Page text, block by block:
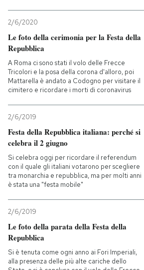
2/6/2020
Le foto della cerimonia per la Festa della
Repubblica
A Roma ci sono stati il volo delle Frecce
Tricolori e la posa della corona d'alloro, poi
Mattarella è andato a Codogno per visitare il
cimitero e ricordare i morti di coronavirus
2/6/2019
Festa della Repubblica italiana: perché si
celebra il 2 giugno
Si celebra oggi per ricordare il referendum
con il quale gli italiani votarono per scegliere
tra monarchia e repubblica, ma per molti anni
è stata una "festa mobile"
2/6/2019
Le foto della parata della Festa della
Repubblica
Si è tenuta come ogni anno ai Fori Imperiali,
alla presenza delle più alte cariche dello